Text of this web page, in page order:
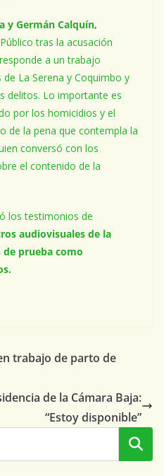
y Germán Calquín,
tras la acusación
a un trabajo
La Serena y Coquimbo y
delitos. Lo importante es
por los homicidios y el
de la pena que contempla la
conversó con los
el contenido de la
los testimonios de
audiovisuales de la
prueba como
trabajo de parto de
de la Cámara Baja:
“Estoy disponible”
Buscar